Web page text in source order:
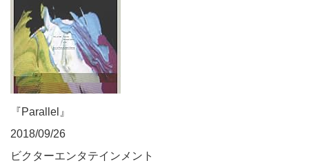
『Parallel』
2018/09/26
ビクターエンタテインメント